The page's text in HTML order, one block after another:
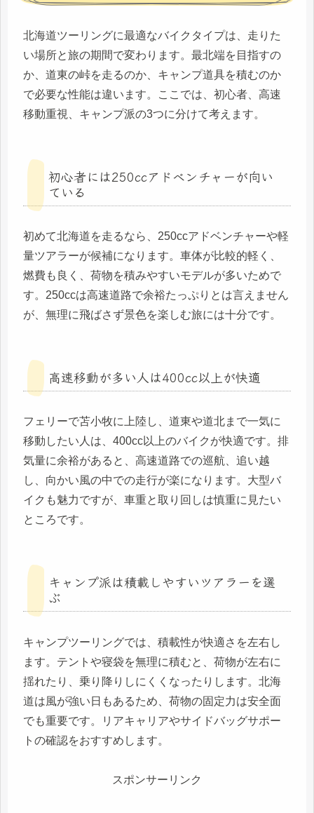
北海道ツーリングに最適なバイクタイプは、走りた
い場所と旅の期間で変わります。最北端を目指すの
か、道東の峠を走るのか、キャンプ道具を積むのか
で必要な性能は違います。ここでは、初心者、高速
移動重視、キャンプ派の3つに分けて考えます。
初心者には250ccアドベンチャーが向い
ている
初めて北海道を走るなら、250ccアドベンチャーや軽
量ツアラーが候補になります。車体が比較的軽く、
燃費も良く、荷物を積みやすいモデルが多いためで
す。250ccは高速道路で余裕たっぷりとは言えません
が、無理に飛ばさず景色を楽しむ旅には十分です。
高速移動が多い人は400cc以上が快適
フェリーで苫小牧に上陸し、道東や道北まで一気に
移動したい人は、400cc以上のバイクが快適です。排
気量に余裕があると、高速道路での巡航、追い越
し、向かい風の中での走行が楽になります。大型バ
イクも魅力ですが、車重と取り回しは慎重に見たい
ところです。
キャンプ派は積載しやすいツアラーを選
ぶ
キャンプツーリングでは、積載性が快適さを左右し
ます。テントや寝袋を無理に積むと、荷物が左右に
揺れたり、乗り降りしにくくなったりします。北海
道は風が強い日もあるため、荷物の固定力は安全面
でも重要です。リアキャリアやサイドバッグサポー
トの確認をおすすめします。
スポンサーリンク